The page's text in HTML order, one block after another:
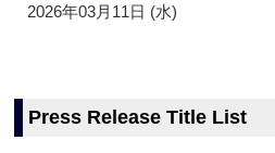
2026年03月11日 (水)
Press Release Title List